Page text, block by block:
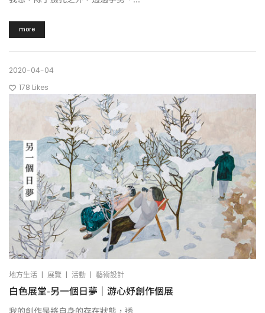
more
2020-04-04
178 Likes
地方生活 | 展覽 | 活動 | 藝術設計
白色展堂-另一個日夢｜游心妤創作個展
我的創作是將自身的存在狀態，透...